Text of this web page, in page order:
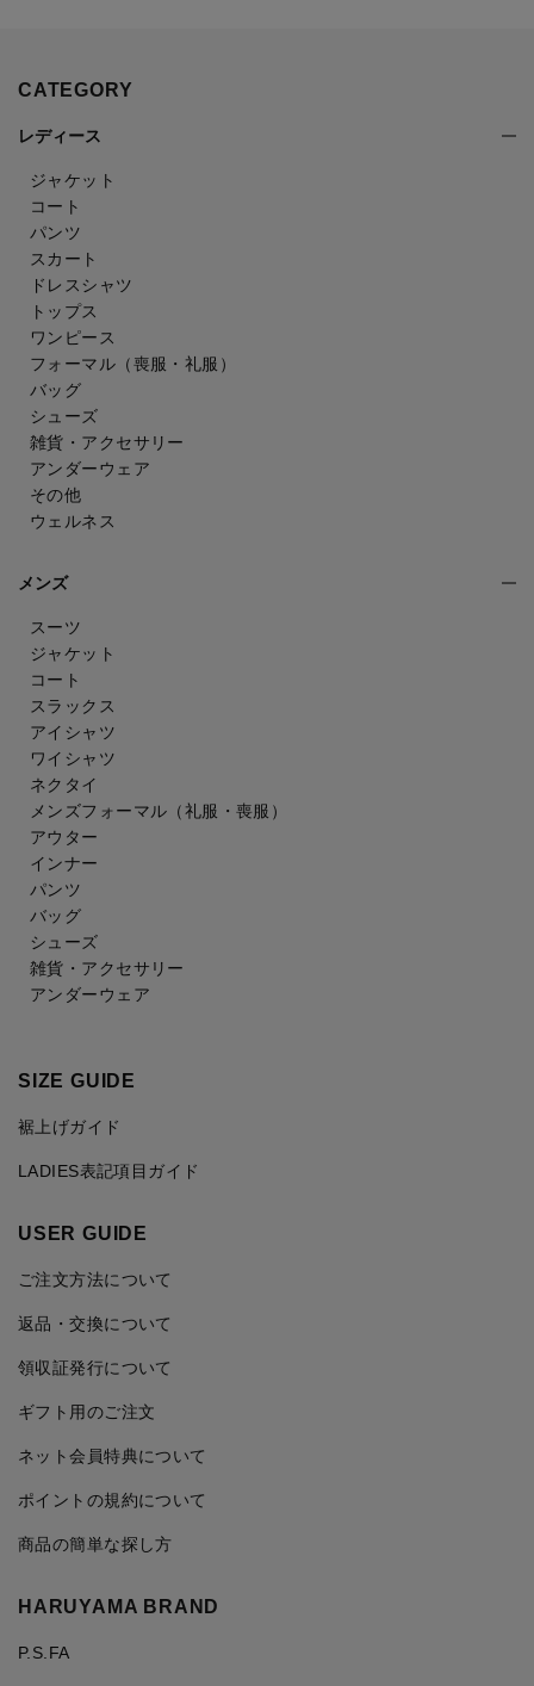
CATEGORY
レディース
ジャケット
コート
パンツ
スカート
ドレスシャツ
トップス
ワンピース
フォーマル（喪服・礼服）
バッグ
シューズ
雑貨・アクセサリー
アンダーウェア
その他
ウェルネス
メンズ
スーツ
ジャケット
コート
スラックス
アイシャツ
ワイシャツ
ネクタイ
メンズフォーマル （礼服・喪服）
アウター
インナー
パンツ
バッグ
シューズ
雑貨・アクセサリー
アンダーウェア
SIZE GUIDE
裾上げガイド
LADIES表記項目ガイド
USER GUIDE
ご注文方法について
返品・交換について
領収証発行について
ギフト用のご注文
ネット会員特典について
ポイントの規約について
商品の簡単な探し方
HARUYAMA BRAND
P.S.FA